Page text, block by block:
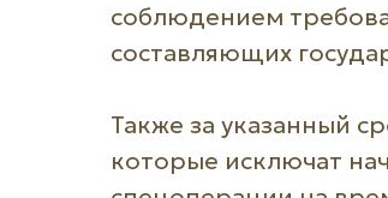
соблюдением
составляющих
Также за указанный
которые исключат